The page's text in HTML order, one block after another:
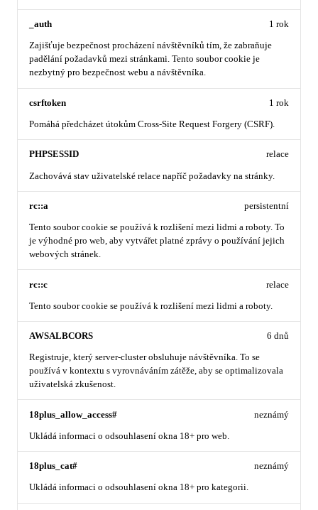
_auth
Zajišťuje bezpečnost procházení návštěvníků tím, že zabraňuje
padělání požadavků mezi stránkami. Tento soubor cookie je
nezbytný pro bezpečnost webu a návštěvníka.
1 rok
csrftoken
Pomáhá předcházet útokům Cross-Site Request Forgery (CSRF).
1 rok
PHPSESSID
Zachovává stav uživatelské relace napříč požadavky na stránky.
relace
rc::a
Tento soubor cookie se používá k rozlišení mezi lidmi a roboty. To
je výhodné pro web, aby vytvářet platné zprávy o používání jejich
webových stránek.
persistentní
rc::c
Tento soubor cookie se používá k rozlišení mezi lidmi a roboty.
relace
AWSALBCORS
Registruje, který server-cluster obsluhuje návštěvníka. To se
používá v kontextu s vyrovnáváním zátěže, aby se optimalizovala
uživatelská zkušenost.
6 dnů
18plus_allow_access#
Ukládá informaci o odsouhlasení okna 18+ pro web.
neznámý
18plus_cat#
Ukládá informaci o odsouhlasení okna 18+ pro kategorii.
neznámý